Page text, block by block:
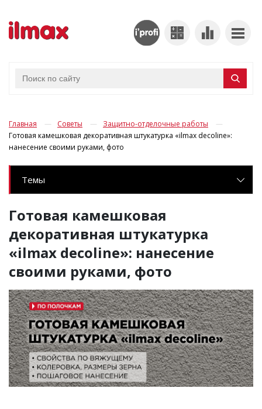
Главная Советы
Защитно-отделочные работы
Готовая камешковая декоративная штукатурка «ilmax decoline»:
нанесение своими руками, фото
Темы
Готовая камешковая
декоративная штукатурка
«ilmax decoline»: нанесение
своими руками, фото